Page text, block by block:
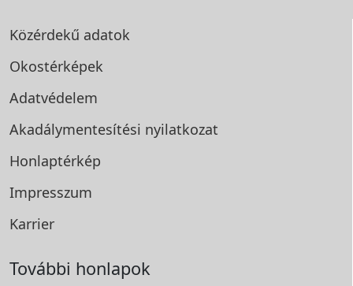
Közérdekű adatok
Okostérképek
Adatvédelem
Akadálymentesítési nyilatkozat
Honlaptérkép
Impresszum
Karrier
További honlapok